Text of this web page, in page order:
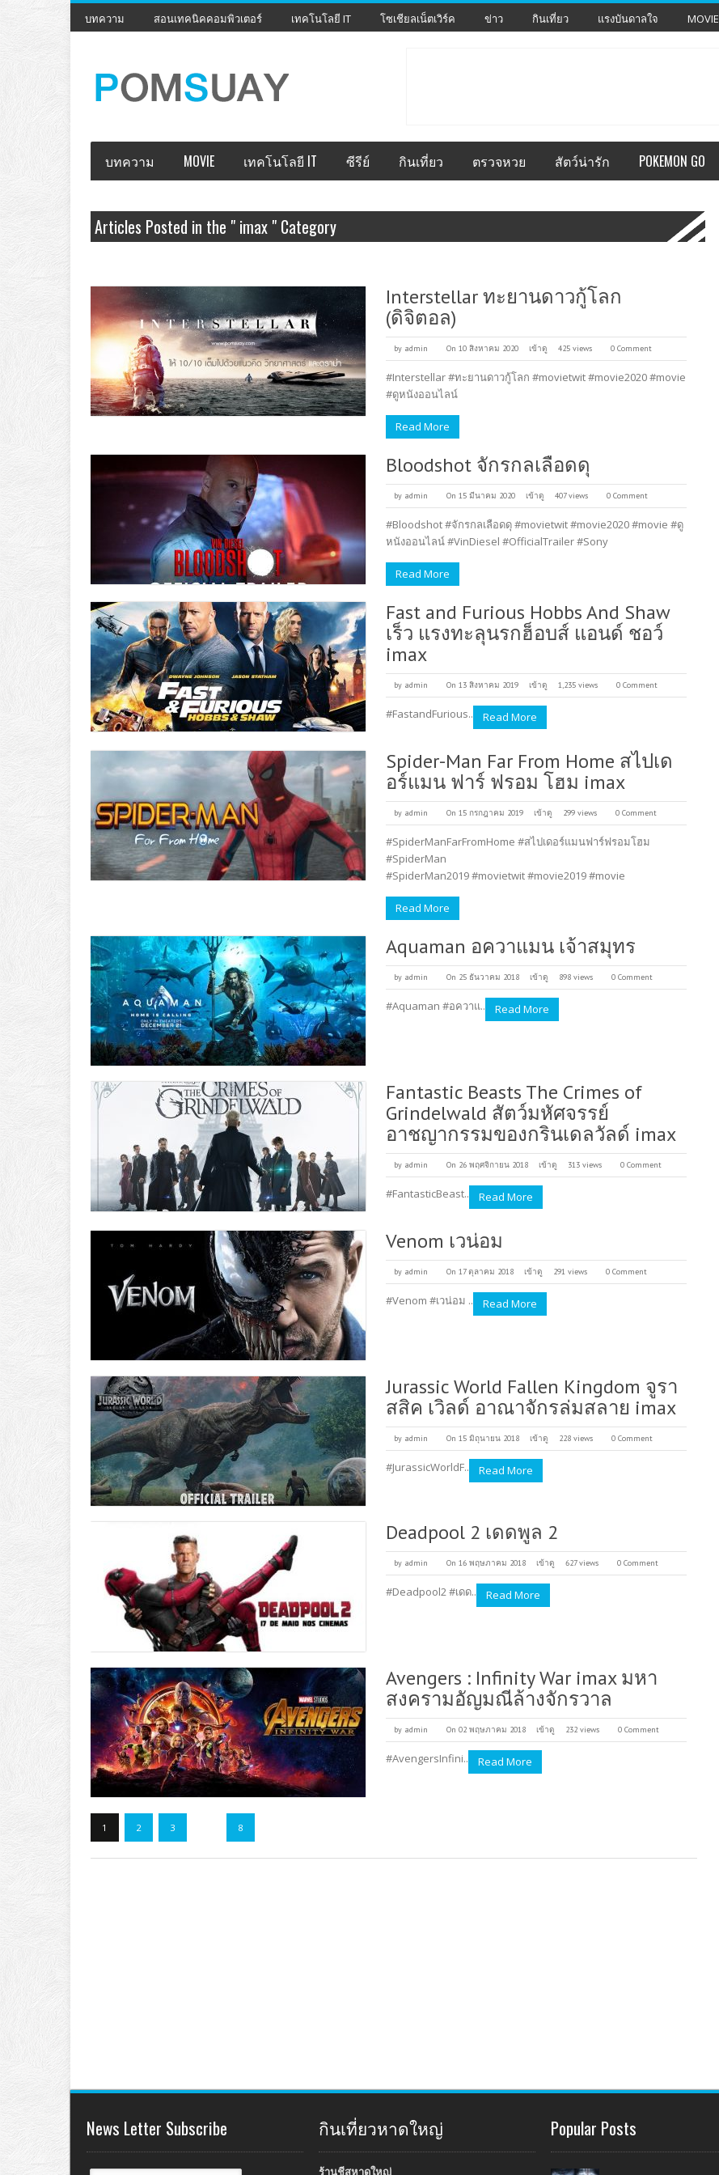
บทความ สอนเทคนิคคอมพิวเตอร์ เทคโนโลยี IT โซเชียลเน็ตเวิร์ค ข่าว กินเที่ยว แรงบันดาลใจ MOVIE
บทความ MOVIE เทคโนโลยี IT ซีรีย์ กินเที่ยว ตรวจหวย สัตว์น่ารัก POKEMON GO
Articles Posted in the " imax " Category
Interstellar ทะยานดาวกู้โลก
(ดิจิตอล)
by admin On 10 สิงหาคม 2020 เข้าดู 425 views 0 Comment
#Interstellar #ทะยานดาวกู้โลก #movietwit #movie2020 #movie
#ดูหนังออนไลน์
Read More
Bloodshot จักรกลเลือดดุ
by admin On 15 มีนาคม 2020 เข้าดู 407 views 0 Comment
#Bloodshot #จักรกลเลือดดุ #movietwit #movie2020 #movie #ดู
หนังออนไลน์ #VinDiesel #OfficialTrailer #Sony
Read More
Fast and Furious Hobbs And Shaw
เร็ว แรงทะลุนรกฮ็อบส์ แอนด์ ชอว์
imax
by admin On 13 สิงหาคม 2019 เข้าดู 1,235 views 0 Comment
#FastandFurious.. Read More
Spider-Man Far From Home สไปเด
อร์แมน ฟาร์ ฟรอม โฮม imax
by admin On 15 กรกฎาคม 2019 เข้าดู 299 views 0 Comment
#SpiderManFarFromHome #สไปเดอร์แมนฟาร์ฟรอมโฮม
#SpiderMan
#SpiderMan2019 #movietwit #movie2019 #movie
Read More
Aquaman อควาแมน เจ้าสมุทร
by admin On 25 ธันวาคม 2018 เข้าดู 898 views 0 Comment
#Aquaman #อควาแ.. Read More
Fantastic Beasts The Crimes of
Grindelwald สัตว์มหัศจรรย์
อาชญากรรมของกรินเดลวัลด์ imax
by admin On 26 พฤศจิกายน 2018 เข้าดู 313 views 0 Comment
#FantasticBeast.. Read More
Venom เวน่อม
by admin On 17 ตุลาคม 2018 เข้าดู 291 views 0 Comment
#Venom #เวน่อม .. Read More
Jurassic World Fallen Kingdom จูรา
สสิค เวิลด์ อาณาจักรล่มสลาย imax
by admin On 15 มิถุนายน 2018 เข้าดู 228 views 0 Comment
#JurassicWorldF.. Read More
Deadpool 2 เดดพูล 2
by admin On 16 พฤษภาคม 2018 เข้าดู 627 views 0 Comment
#Deadpool2 #เดด.. Read More
Avengers : Infinity War imax มหา
สงครามอัญมณีล้างจักรวาล
by admin On 02 พฤษภาคม 2018 เข้าดู 232 views 0 Comment
#AvengersInfini.. Read More
1 2 3 8
News Letter Subscribe กินเที่ยวหาดใหญ่
ร้านชีสหาดใหญ่
Popular Posts